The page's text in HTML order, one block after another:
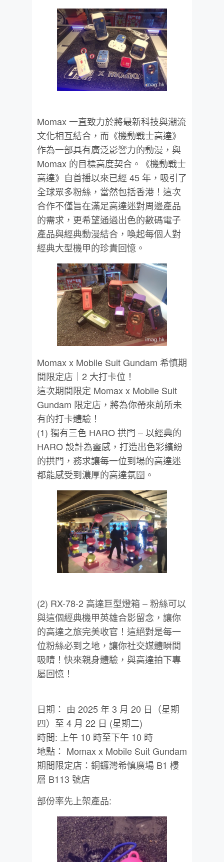
Momax 一直致力於將最新科技與潮流
文化相互結合，而《機動戰士高達》
作為一部具有廣泛影響力的動漫，與
Momax 的目標高度契合。《機動戰士
高達》自首播以來已經 45 年，吸引了
全球眾多粉絲，當然包括香港！這次
合作不僅旨在滿足高達迷對周邊產品
的需求，更希望通過出色的數碼電子
產品與經典動漫結合，喚起每個人對
經典大型機甲的珍貴回憶。
Momax x Mobile Suit Gundam 希慎期
間限定店｜2 大打卡位！
這次期間限定 Momax x Mobile Suit
Gundam 限定店，將為你帶來前所未
有的打卡體驗！
(1) 獨有三色 HARO 拱門 – 以經典的
HARO 設計為靈感，打造出色彩繽紛
的拱門，務求讓每一位到場的高達迷
都能感受到濃厚的高達氛圍。
(2) RX-78-2 高達巨型燈箱 – 粉絲可以
與這個經典機甲英雄合影留念，讓你
的高達之旅完美收官！這絕對是每一
位粉絲必到之地，讓你社交媒體瞬間
吸睛！快來親身體驗，與高達拍下專
屬回憶！
日期： 由 2025 年 3 月 20 日（星期
四）至 4 月 22 日 (星期二)
時間: 上午 10 時至下午 10 時
地點： Momax x Mobile Suit Gundam
期間限定店：銅鑼灣希慎廣場 B1 樓
層 B113 號店
部份率先上架產品: